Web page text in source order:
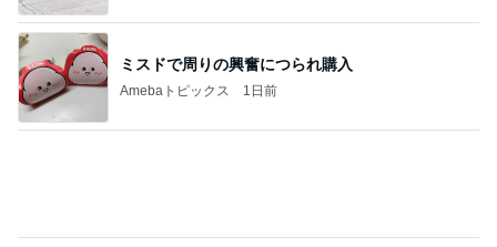
藤原紀香 平和願う折り紙を紹介
Amebaトピックス 1日前